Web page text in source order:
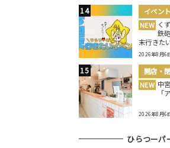
イベント
NEW く
鉄
末行きた
2026年8月6
開店・
NEW 中
「
2026年8月6
ひらつーパ